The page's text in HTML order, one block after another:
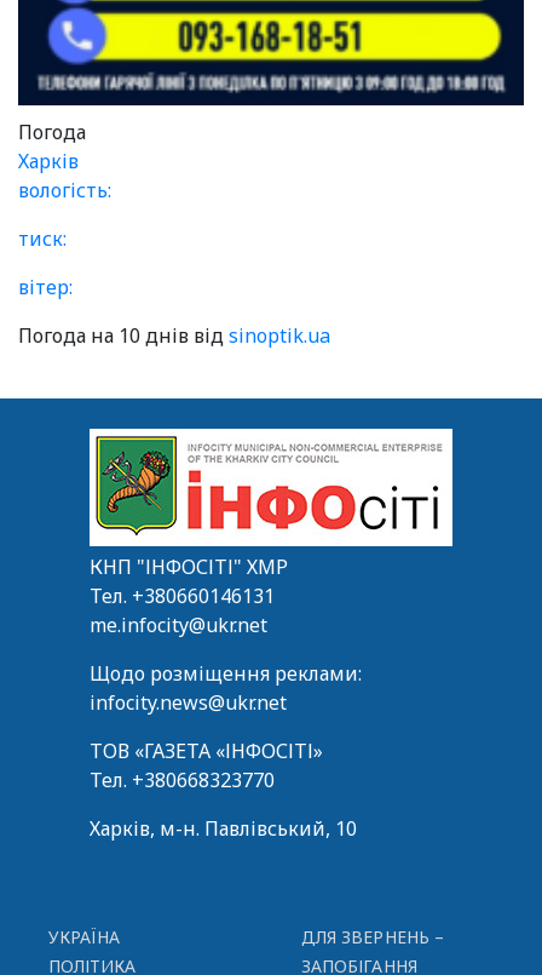
Погода
Харків
вологість:
тиск:
вітер:
Погода на 10 днів відsinoptik.ua
КНП "ІНФОСІТІ" ХМР
Тел. +380660146131
me.infocity@ukr.net
Щодо розміщення реклами:
infocity.news@ukr.net
ТОВ «ГАЗЕТА «ІНФОСІТІ»
Тел. +380668323770
Харків, м-н. Павлівський, 10
УКРАЇНА
ПОЛІТИКА
ДЛЯ ЗВЕРНЕНЬ –
ЗАПОБІГАННЯ